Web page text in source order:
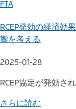
FTA
RCEP発効の経済効
響を考える
2025-01-28
RCEP協定が発効さ
さらに読む